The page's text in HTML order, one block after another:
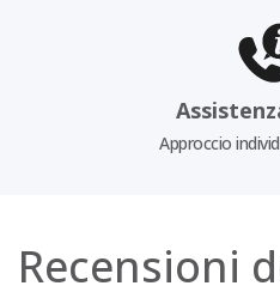
Approccio
Recensioni